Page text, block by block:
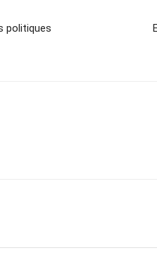
politiques